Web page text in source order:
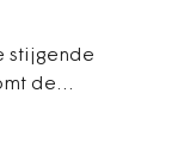
de
lokale
de
stijgende
de
Andere